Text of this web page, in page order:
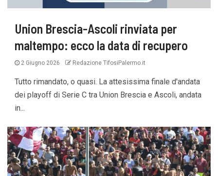
Union Brescia-Ascoli rinviata per
maltempo: ecco la data di recupero
2 Giugno 2026 Redazione TifosiPalermo.it
Tutto rimandato, o quasi. La attesissima finale d'andata
dei playoff di Serie C tra Union Brescia e Ascoli, andata
in...